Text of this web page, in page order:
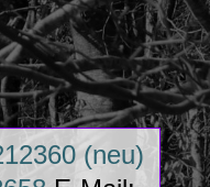
(neu)